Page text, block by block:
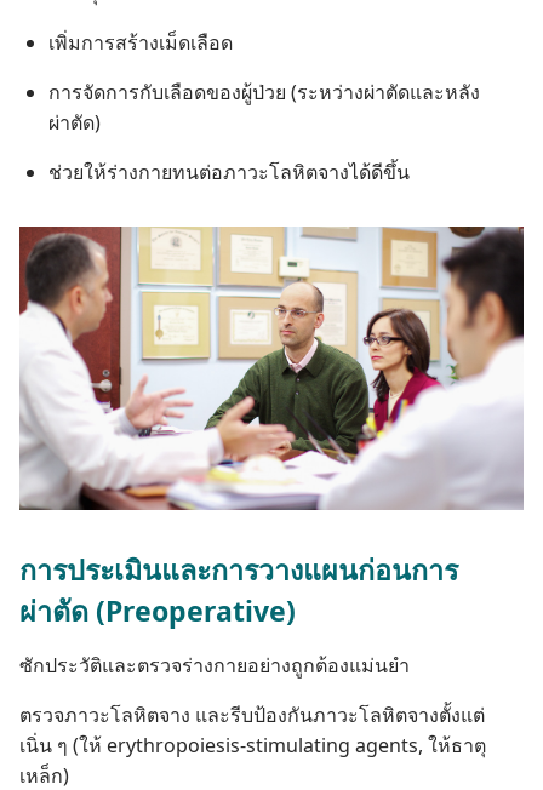
เพิ่ม​การ​สร้าง​เม็ด​เลือด
การ​จัด​การ​กับ​เลือด​ของ​ผู้​ป่วย (ระหว่าง​ผ่าตัด​และ​หลัง​
ผ่าตัด)
ช่วย​ให้​ร่าง​กาย​ทน​ต่อ​ภาวะ​โลหิต​จาง​ได้​ดี​ขึ้น
การ​ประเมิน​และ​การ​วาง​แผน​ก่อน​การ​
ผ่าตัด (Preoperative)
ซัก​ประวัติ​และ​ตรวจ​ร่าง​กาย​อย่าง​ถูก​ต้อง​แม่นยำ
ตรวจ​ภาวะ​โลหิต​จาง และ​รีบ​ป้องกัน​ภาวะ​โลหิต​จาง​ตั้งแต่​
เนิ่น ๆ (ให้ erythropoiesis-stimulating agents, ให้​ธาตุ​
เหล็ก)